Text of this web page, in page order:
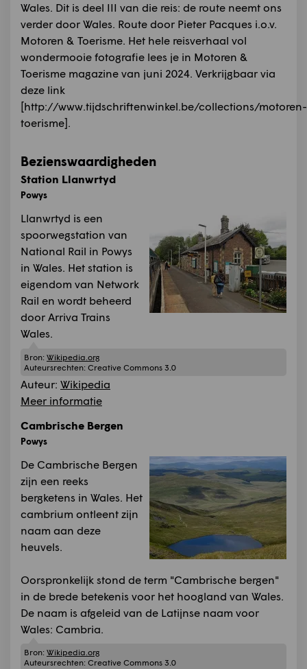
Wales. Dit is deel III van die reis: de route neemt ons
verder door Wales. Route door Pieter Pacques i.o.v.
Motoren & Toerisme. Het hele reisverhaal vol
wondermooie fotografie lees je in Motoren &
Toerisme magazine van juni 2024. Verkrijgbaar via
deze link
[http://www.tijdschriftenwinkel.be/collections/motoren-
toerisme].
Bezienswaardigheden
Station Llanwrtyd
Powys
Llanwrtyd is een
spoorwegstation van
National Rail in Powys
in Wales. Het station is
eigendom van Network
Rail en wordt beheerd
door Arriva Trains
Wales.
Bron: Wikipedia.org
Auteursrechten: Creative Commons 3.0
Auteur: Wikipedia
Meer informatie
Cambrische Bergen
Powys
De Cambrische Bergen
zijn een reeks
bergketens in Wales. Het
cambrium ontleent zijn
naam aan deze
heuvels.
Oorspronkelijk stond de term "Cambrische bergen"
in de brede betekenis voor het hoogland van Wales.
De naam is afgeleid van de Latijnse naam voor
Wales: Cambria.
Bron: Wikipedia.org
Auteursrechten: Creative Commons 3.0